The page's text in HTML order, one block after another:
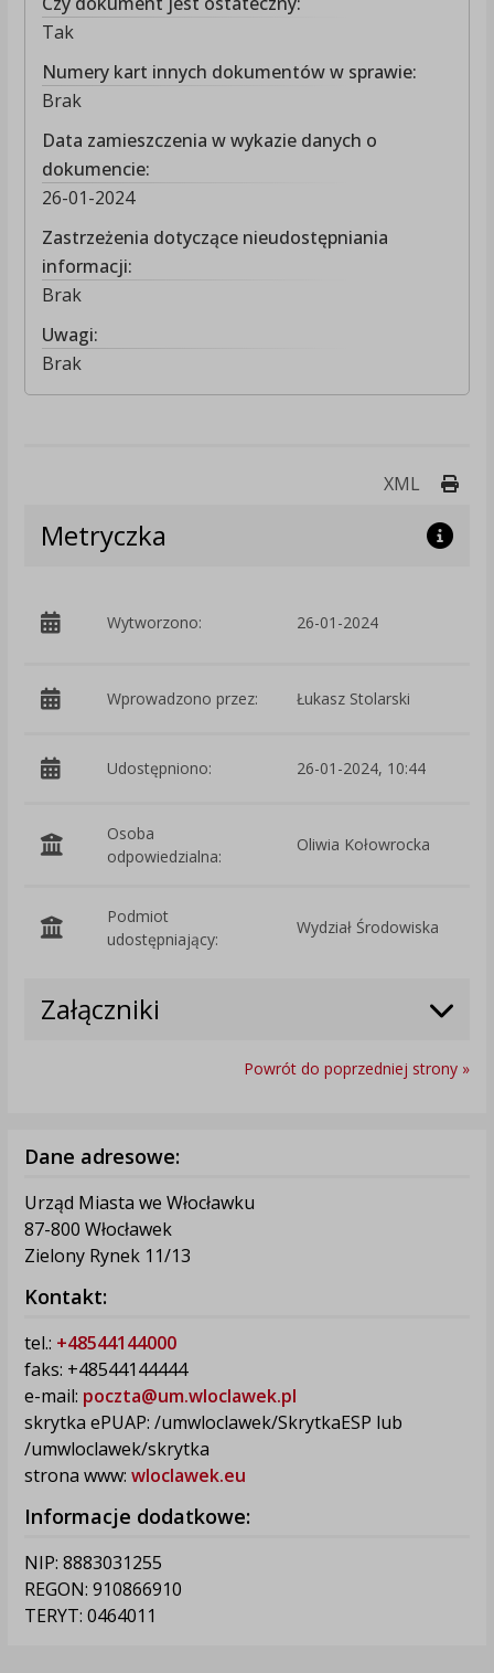
Tak
Numery kart innych dokumentów w sprawie:
Brak
Data zamieszczenia w wykazie danych o
dokumencie:
26-01-2024
Zastrzeżenia dotyczące nieudostępniania
informacji:
Brak
Uwagi:
Brak
XML
Metryczka
Wytworzono: 26-01-2024
Wprowadzono przez: Łukasz Stolarski
Udostępniono: 26-01-2024, 10:44
Osoba
odpowiedzialna:
Oliwia Kołowrocka
Podmiot
udostępniający:
Wydział Środowiska
Załączniki
Powrót do poprzedniej strony »
Dane adresowe:
Urząd Miasta we Włocławku
87-800 Włocławek
Zielony Rynek 11/13
Kontakt:
tel.: +48544144000
faks: +48544144444
e-mail: poczta@um.wloclawek.pl
skrytka ePUAP: /umwloclawek/SkrytkaESP lub
/umwloclawek/skrytka
strona www: wloclawek.eu
Informacje dodatkowe:
NIP: 8883031255
REGON: 910866910
TERYT: 0464011